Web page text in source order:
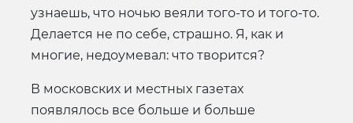
узнаешь, что ночью веяли того-то и того-то.
Делается не по себе, страшно. Я, как и
многие, недоумевал: что творится?
В московских и местных газетах
появлялось все больше и больше